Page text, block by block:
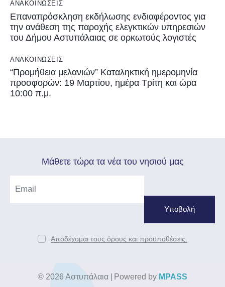
ΑΝΑΚΟΙΝΏΣΕΙΣ
Επαναπρόσκληση εκδήλωσης ενδιαφέροντος για
την ανάθεση της παροχής ελεγκτικών υπηρεσιών
του Δήμου Αστυπάλαιας σε ορκωτούς λογιστές
ΑΝΑΚΟΙΝΏΣΕΙΣ
“Προμήθεια μελανιών” Καταληκτική ημερομηνία
προσφορών: 19 Μαρτίου, ημέρα Τρίτη και ώρα
10:00 π.μ.
Mάθετε τώρα τα νέα του νησιού μας
Αποδέχομαι τους όρους και προϋποθέσεις.
© 2026 Αστυπάλαια Powered by MPASS